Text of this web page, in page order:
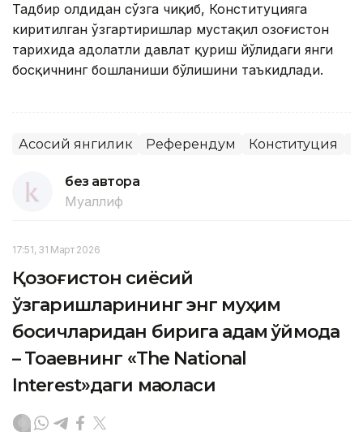
Тадбир олдидан сўзга чиқиб, Конституцияга
киритилган ўзгартиришлар мустақил Қозоғистон
тарихида адолатли давлат қуриш йўлидаги янги
босқичнинг бошланиши бўлишини таъкидлади.
Асосий янгилик Референдум Конституция
без автора
Муаллиф
17:51, 31 Март 2026
Қозоғистон сиёсий
ўзгаришларининг энг муҳим
босқичларидан бирига қадам қўймоқда
– Тоқаевнинг «The National
Interest»даги мақоласи